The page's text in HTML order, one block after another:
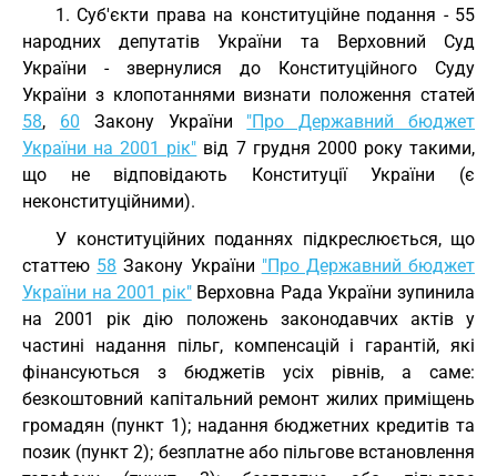
1. Суб'єкти права на конституційне подання - 55
народних депутатів України та Верховний Суд
України - звернулися до Конституційного Суду
України з клопотаннями визнати положення статей
58, 60 Закону України "Про Державний бюджет
України на 2001 рік" від 7 грудня 2000 року такими,
що не відповідають Конституції України (є
неконституційними).
У конституційних поданнях підкреслюється, що
статтею 58 Закону України "Про Державний бюджет
України на 2001 рік"Верховна Рада України зупинила
на 2001 рік дію положень законодавчих актів у
частині надання пільг, компенсацій і гарантій, які
фінансуються з бюджетів усіх рівнів, а саме:
безкоштовний капітальний ремонт жилих приміщень
громадян (пункт 1); надання бюджетних кредитів та
позик (пункт 2); безплатне або пільгове встановлення